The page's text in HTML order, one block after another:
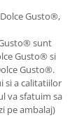
Gusto®,
sunt
Gusto® si
Gusto®.
si a calitatiilor
va sfatuim sa
pe ambalaj)